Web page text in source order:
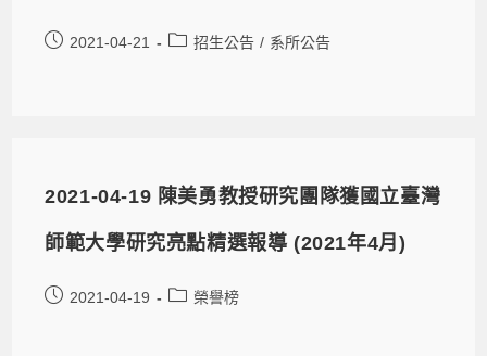
2021-04-21 招生公告 / 系所公告
2021-04-19 陳美勇教授研究團隊獲國立臺灣
師範大學研究亮點精選報導 (2021年4月)
2021-04-19 榮譽榜